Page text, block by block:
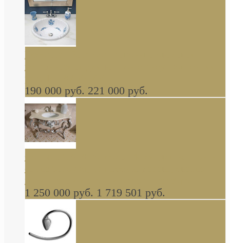
Decorated Bathroom раковина овальная
встраиваемая для ванной с рисунком синяя
роза В НАЛИЧИИ
190 000 руб. 221 000 руб.
стиле барокко, из массива дерева, светло
коричневый матовый окрас + серебро
1 250 000 руб. 1 719 501 руб.